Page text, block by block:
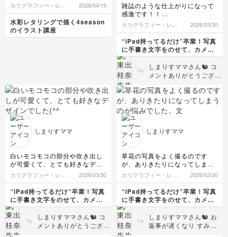
カリグラフィー・レタ
リング
2026/04/19
水彩レタリングで描く4season
のイラスト講座
雑誌のような仕上がりになって
感激です！！
文字のレイアウトのバリエーシ
ョンも色々教えていただきあり
がとうございました！
カリグラフィー・レタ
リング
2026/03/30
“iPad持ってるだけ”卒業！写真
に手書き文字をのせて、カメラ
ロールが「アルバム」に変わる
デジタル文字講座しまりすママさん🐿️ コ
メントありがとうござい
れた大濠公園日本庭園の
お写真、とても素敵でし
た🌿 幻想的な雰囲気に
1ページのような仕上が
してぐっと魅力が増して
いて、私もとてもうれし
かったです！ 文字のレ
イアウトも、少し変える
だけで印象が大きく変わ
るので、ぜひその日の写
真に合わせていろいろ試
してみてくださいね👍🏻
しまりすママ
白いモコモコの部分や吹き出し
が可愛くて、とても好きなデザ
インでした(^^)
カリグラフィー・レタ
リング
2026/03/30
“iPad持ってるだけ”卒業！写真
に手書き文字をのせて、カメラ
ロールが「アルバム」に変わる
デジタル文字講座しまりすママさん🐿️ コ
メントありがとうござい
しまりすママ
草花の写真をよく撮るのです
が、ありきたりになってしまう
のが悩みでした。
文字が入ると一気に個性がで
て、作品としての完成度も上が
って感激しました！
カリグラフィー・レタ
リング
2026/03/30
“iPad持ってるだけ”卒業！写真
に手書き文字をのせて、カメラ
ロールが「アルバム」に変わる
デジタル文字講座しまりすママさん🐿️ お
返事が遅くなり すみま